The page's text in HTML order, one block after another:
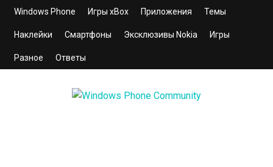
Windows Phone Игры xBox Приложения Темы
Наклейки Смартфоны Эксклюзивы Nokia Игры
Разное Ответы